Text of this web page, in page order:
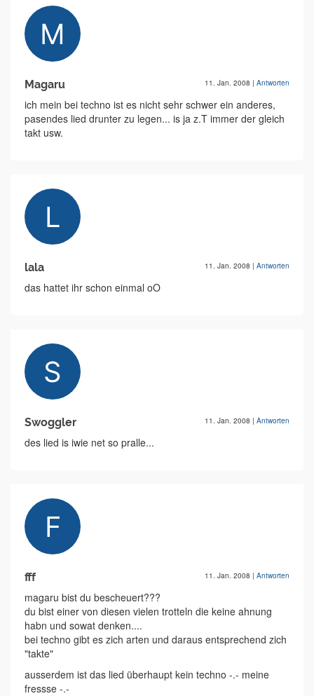
Magaru 11. Jan. 2008 | Antworten
ich mein bei techno ist es nicht sehr schwer ein anderes,
pasendes lied drunter zu legen... is ja z.T immer der gleich
takt usw.
lala 11. Jan. 2008 | Antworten
das hattet ihr schon einmal oO
Swoggler 11. Jan. 2008 | Antworten
des lied is iwie net so pralle...
fff 11. Jan. 2008 | Antworten
magaru bist du bescheuert???
du bist einer von diesen vielen trotteln die keine ahnung
habn und sowat denken....
bei techno gibt es zich arten und daraus entsprechend zich
"takte"
ausserdem ist das lied überhaupt kein techno -.- meine
fressse -.-